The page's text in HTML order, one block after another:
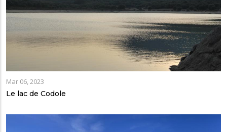
Mar 06, 2023
Le lac de Codole